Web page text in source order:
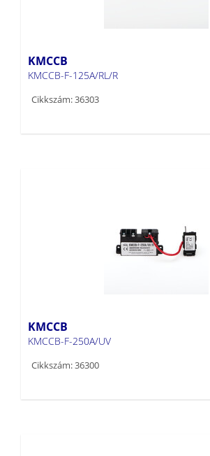
KMCCB
KMCCB-F-125A/RL/R
Cikkszám: 36303
KMCCB
KMCCB-F-250A/UV
Cikkszám: 36300